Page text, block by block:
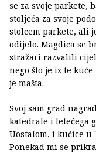
se za svoje parkete,
stoljeća za svoje
stolcem parkete, ali
odijelo. Magdica se
stražari razvalili
nego što je iz te
je mašta.
Svoj sam grad
katedrale i letećega
Uostalom, i kućice u
Ponekad mi se